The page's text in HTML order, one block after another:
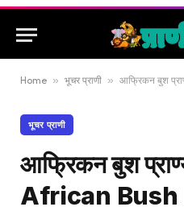
Home » भूचर प्राणी » आफ्रिकन बुश प्राण्याची
भूचर प्राणी
आफ्रिकन बुश
African Bush